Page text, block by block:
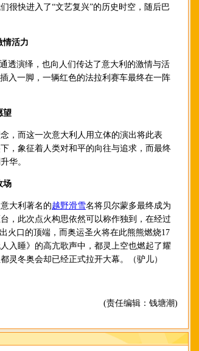
很快进入了“文艺复兴”的历史时空，随后巴
情活力
演绎，也向人们传达了意大利的激情与活
入一脚，一辆红色的法拉利赛车最终在一阵
望
而这一次意大利人用立体的演出将此表
，象征着人类对和平的向往与追求，而最终
华。
场
大利著名的越野滑雪名将贝尔蒙多最终成为
，此次点火构思依然可以称作独到，在经过
火口的顶端，而奥运圣火将在此熊熊燃烧17
入睡》的高亢歌声中，都灵上空也燃起了耀
灵冬奥会却已经正式拉开大幕。（驴儿）
(责任编辑：钱塘潮)